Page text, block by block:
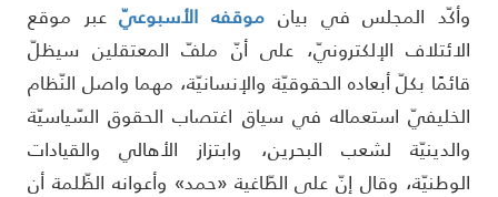
المجلس في بيانموقفه الأسبوعيّعبر موقع
الإلكترونيّ، على أنّ ملفّ المعتقلين سيظلّ
بكلّ أبعاده الحقوقيّة والإنسانيّة، مهما واصل النّظام
استعماله في سياق اغتصاب الحقوق السّياسيّة
لشعب البحرين، وابتزاز الأهالي والقيادات
وقال إنّ على الطّاغية «حمد» وأعوانه الظّلمة أن